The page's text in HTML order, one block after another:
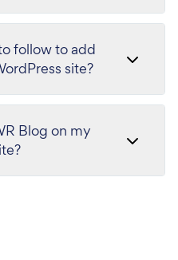
follow to add
site?
Blog on my